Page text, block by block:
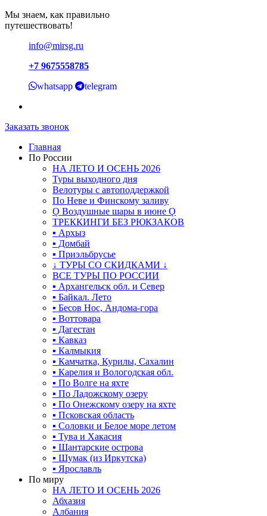
Мы знаем, как правильно
путешествовать!
info@mirsg.ru
+7 9675558785
whatsapp telegram
Заказать звонок
Главная
По России
НА ЛЕТО И ОСЕНЬ 2026
Туры выходного дня
Велотуры с автоподдержкой
По Неве и Финскому заливу
Ǫ Воздушные шары в июне Ǫ
ТРЕККИНГИ БЕЗ РЮКЗАКОВ
▪ Архыз
▪ Домбай
▪ Приэльбрусье
↓ ТУРЫ СО СКИДКАМИ ↓
ВСЕ ТУРЫ ПО РОССИИ
▪ Архангельск обл. и Север
▪ Байкал. Лето
▪ Бесов Нос, Андома-гора
▪ Воттовара
▪ Дагестан
▪ Кавказ
▪ Калмыкия
▪ Камчатка, Курилы, Сахалин
▪ Карелия и Вологодская обл.
▪ По Волге на яхте
▪ По Ладожскому озеру
▪ По Онежскому озеру на яхте
▪ Псковская область
▪ Соловки и Белое море летом
▪ Тува и Хакасия
▪ Шантарские острова
▪ Шумак (из Иркутска)
▪ Ярославль
По миру
НА ЛЕТО И ОСЕНЬ 2026
Абхазия
Албания